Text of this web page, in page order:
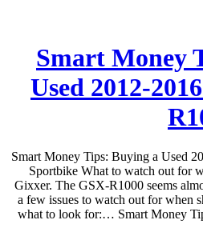
Smart Money
Used 2012-
Smart Money Tips: Buying a Used
Sportbike What to watch out for
Gixxer. The GSX-R1000 seems
a few issues to watch out for when
what to look for:… Smart Money